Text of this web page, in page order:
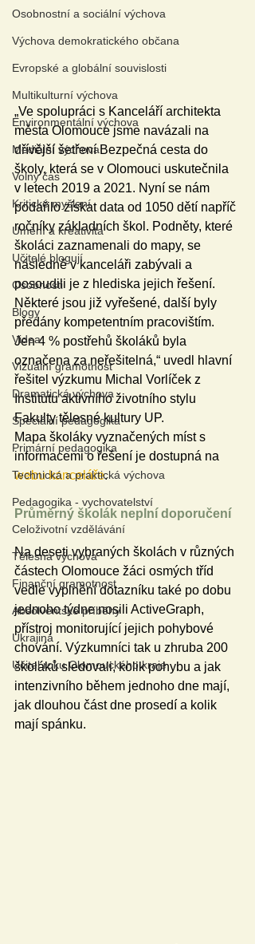
Osobnostní a sociální výchova
Výchova demokratického občana
Evropské a globální souvislosti
Multikulturní výchova
Environmentální výchova
Mediální výchova
Volný čas
Kritické myšlení
Umění a kreativita
Učitelé blogují
Osobnosti
Blogy
Videa
Vizuální gramotnost
Dramatická výchova
Speciální pedagogika
Primární pedagogika
Technická a praktická výchova
Pedagogika - vychovatelství
Celoživotní vzdělávání
Tělesná výchova
Finanční gramotnost
Absolventské příběhy
Ukrajina
Učitel roku Olomouckého kraje
„Ve spolupráci s Kanceláří architekta
města Olomouce jsme navázali na
dřívější šetření Bezpečná cesta do
školy, která se v Olomouci uskutečnila
v letech 2019 a 2021. Nyní se nám
podařilo získat data od 1050 dětí napříč
ročníky základních škol. Podněty, které
školáci zaznamenali do mapy, se
následně v kanceláři zabývali a
posoudili je z hlediska jejich řešení.
Některé jsou již vyřešené, další byly
předány kompetentním pracovištím.
Jen 4 % postřehů školáků byla
označena za neřešitelná,“ uvedl hlavní
řešitel výzkumu Michal Vorlíček z
Institutu aktivního životního stylu
Fakulty tělesné kultury UP.
Mapa školáky vyznačených míst s
informacemi o řešení je dostupná na
webu kanceláře.
Průměrný školák neplní doporučení
Na deseti vybraných školách v různých
částech Olomouce žáci osmých tříd
vedle vyplnění dotazníku také po dobu
jednoho týdne nosili ActiveGraph,
přístroj monitorující jejich pohybové
chování. Výzkumníci tak u zhruba 200
školáků sledovali, kolik pohybu a jak
intenzivního během jednoho dne mají,
jak dlouhou část dne prosedí a kolik
mají spánku.